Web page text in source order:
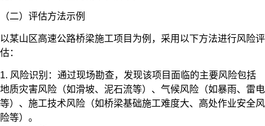
（二）评估方法示例
以某山区高速公路桥梁施工项目为例，采用以下方法进行风险评
估：
1. 风险识别：通过现场勘查，发现该项目面临的主要风险包括
地质灾害风险（如滑坡、泥石流等）、气候风险（如暴雨、雷电
等）、施工技术风险（如桥梁基础施工难度大、高处作业安全风
险等）。